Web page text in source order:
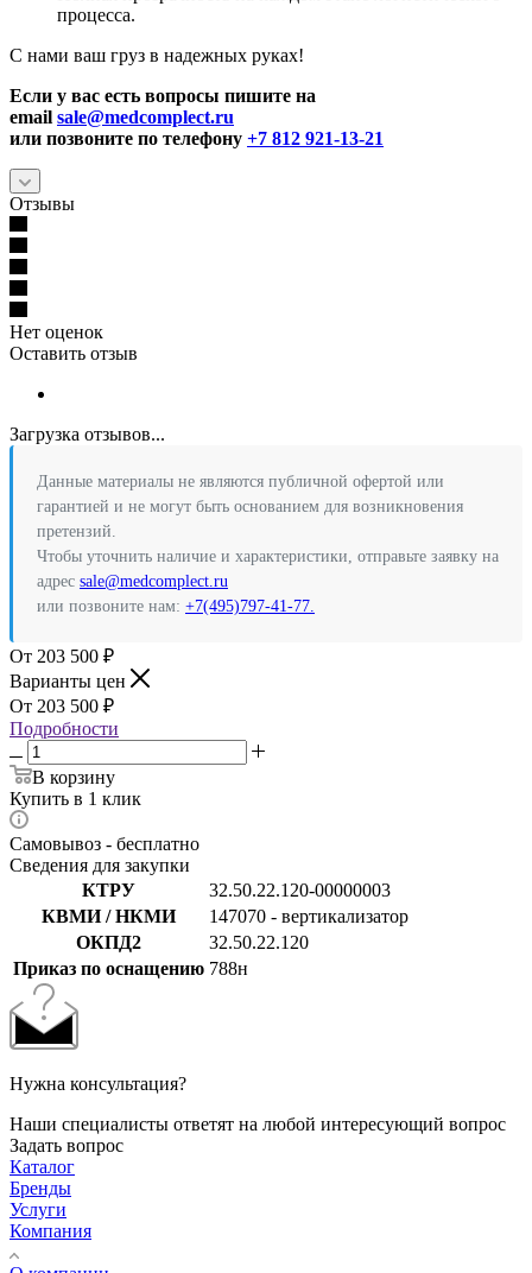
процесса.
С нами ваш груз в надежных руках!
Если у вас есть вопросы пишите на
email sale@medcomplect.ru
или позвоните по телефону +7 812 921-13-21
Отзывы
Нет оценок
Оставить отзыв
Загрузка отзывов...
Данные материалы не являются публичной офертой или
гарантией и не могут быть основанием для возникновения
претензий.
Чтобы уточнить наличие и характеристики, отправьте заявку на
адрес sale@medcomplect.ru
или позвоните нам: +7(495)797-41-77.
203 500 ₽
Варианты цен
203 500 ₽
Подробности
В корзину
Купить в 1 клик
Самовывоз - бесплатно
Сведения для закупки
КТРУ
32.50.22.120-00000003
КВМИ / НКМИ
147070 - вертикализатор
ОКПД2
32.50.22.120
Приказ по оснащению 788н
Нужна консультация?
Наши специалисты ответят на любой интересующий вопрос
Задать вопрос
Каталог
Бренды
Услуги
Компания